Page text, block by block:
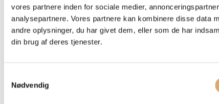
vores partnere inden for sociale medier,
analysepartnere. Vores partnere kan kombinere disse data
andre oplysninger, du har givet dem, eller som de har
din brug af deres tjenester.
Nødvendig